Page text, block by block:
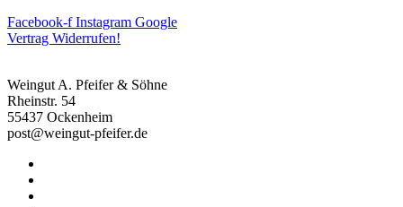
Facebook-f Instagram Google
Vertrag Widerrufen!
Weingut A. Pfeifer & Söhne
Rheinstr. 54
55437 Ockenheim
post@weingut-pfeifer.de